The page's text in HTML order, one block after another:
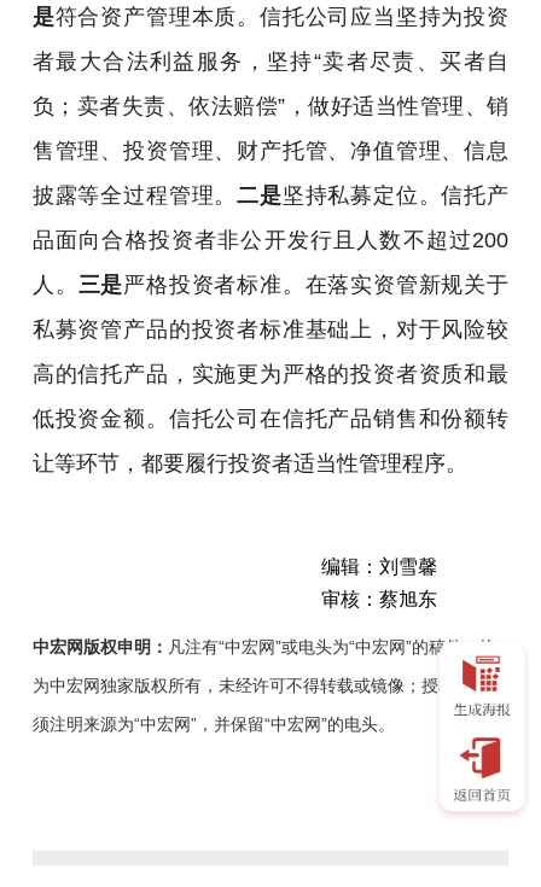
是符合资产管理本质。信托公司应当坚持为投资
者最大合法利益服务，坚持“卖者尽责、买者自
负；卖者失责、依法赔偿”，做好适当性管理、销
售管理、投资管理、财产托管、净值管理、信息
披露等全过程管理。二是坚持私募定位。信托产
品面向合格投资者非公开发行且人数不超过200
人。 三是严格投资者标准。在落实资管新规关于
私募资管产品的投资者标准基础上，对于风险较
高的信托产品，实施更为严格的投资者资质和最
低投资金额。信托公司在信托产品销售和份额转
让等环节，都要履行投资者适当性管理程序。
编辑：刘雪馨
审核：蔡旭东
中宏网版权申明： 凡注有“中宏网”或电头为“中宏网”的稿件，均
为中宏网独家版权所有，未经许可不得转载或镜像；授权转载必
须注明来源为“中宏网”，并保留“中宏网”的电头。